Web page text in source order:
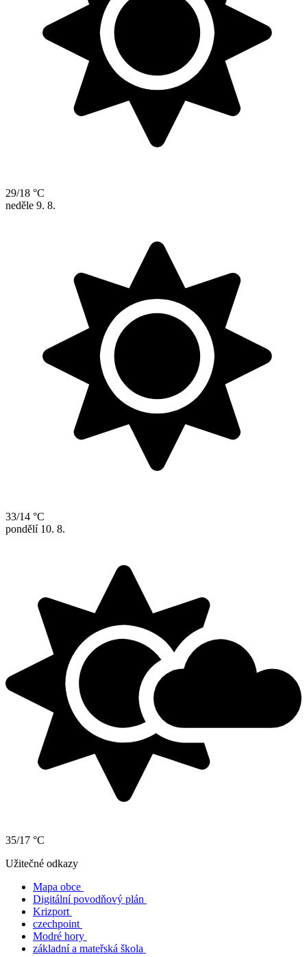
29/18 °C
neděle 9. 8.
33/14 °C
pondělí 10. 8.
35/17 °C
Užitečné odkazy
Mapa obce
Digitální povodňový plán
Krizport
czechpoint
Modré hory
základní a mateřská škola